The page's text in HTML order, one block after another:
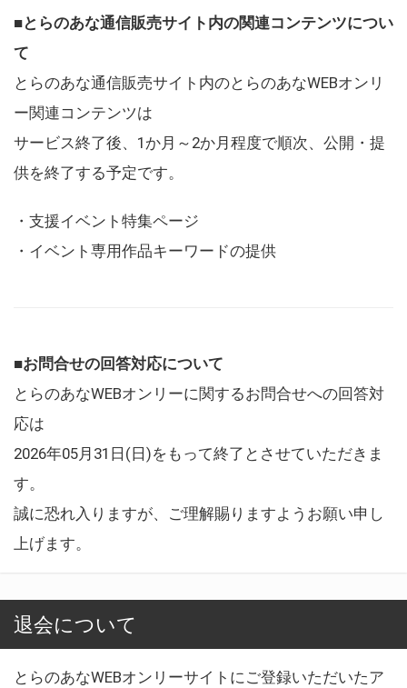
■とらのあな通信販売サイト内の関連コンテンツについ
て
とらのあな通信販売サイト内のとらのあなWEBオンリ
ー関連コンテンツは
サービス終了後、1か月～2か月程度で順次、公開・提
供を終了する予定です。
・支援イベント特集ページ
・イベント専用作品キーワードの提供
■お問合せの回答対応について
とらのあなWEBオンリーに関するお問合せへの回答対
応は
2026年05月31日(日)をもって終了とさせていただきま
す。
誠に恐れ入りますが、ご理解賜りますようお願い申し
上げます。
退会について
とらのあなWEBオンリーサイトにご登録いただいたア